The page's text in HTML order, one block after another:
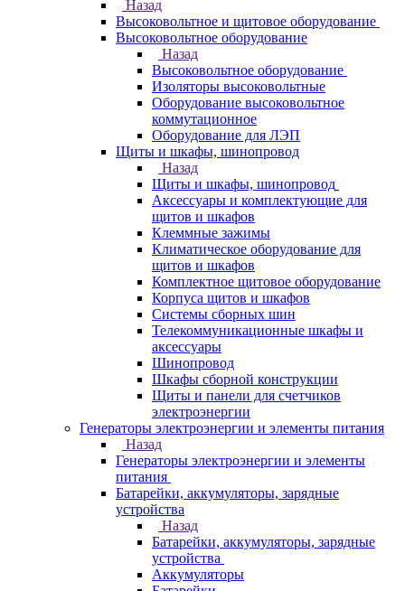
Назад
Высоковольтное и щитовое оборудование
Высоковольтное оборудование
Назад
Высоковольтное оборудование
Изоляторы высоковольтные
Оборудование высоковольтное
коммутационное
Оборудование для ЛЭП
Щиты и шкафы, шинопровод
Назад
Щиты и шкафы, шинопровод
Аксессуары и комплектующие для
щитов и шкафов
Клеммные зажимы
Климатическое оборудование для
щитов и шкафов
Комплектное щитовое оборудование
Корпуса щитов и шкафов
Системы сборных шин
Телекоммуникационные шкафы и
аксессуары
Шинопровод
Шкафы сборной конструкции
Щиты и панели для счетчиков
электроэнергии
Генераторы электроэнергии и элементы питания
Назад
Генераторы электроэнергии и элементы
питания
Батарейки, аккумуляторы, зарядные
устройства
Назад
Батарейки, аккумуляторы, зарядные
устройства
Аккумуляторы